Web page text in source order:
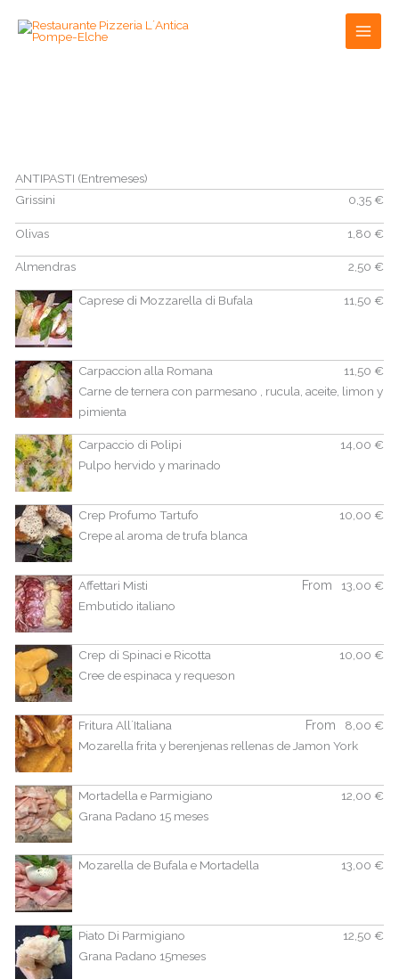
ANTIPASTI (Entremeses)
Grissini
0,35 €
Olivas 1,80 €
Almendras 2,50 €
Caprese di Mozzarella di Bufala 11,50 €
Carpaccion alla Romana
11,50 €
Carne de ternera con parmesano , rucula, aceite, limon y
pimienta
Carpaccio di Polipi
14,00 €
Pulpo hervido y marinado
Crep Profumo Tartufo
10,00 €
Crepe al aroma de trufa blanca
Affettari Misti From
13,00 €
Embutido italiano
Crep di Spinaci e Ricotta
10,00 €
Cree de espinaca y requeson
Fritura All´Italiana From
8,00 €
Mozarella frita y berenjenas rellenas de Jamon York
Mortadella e Parmigiano
12,00 €
Grana Padano 15 meses
Mozarella de Bufala e Mortadella 13,00 €
Piato Di Parmigiano
12,50 €
Grana Padano 15meses
Reserva tu mesa Pulsa